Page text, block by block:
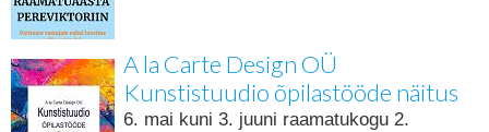
A la Carte Design OÜ
Kunstistuudio õpilastööde näitus
6. mai kuni 3. juuni raamatukogu 2.